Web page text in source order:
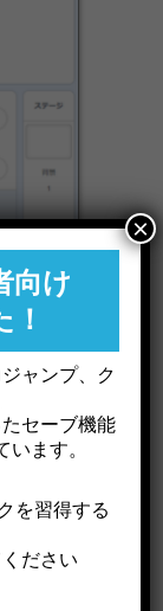
向け
ャンプ、ク
セーブ機能
ます。
を習得する
ください
×